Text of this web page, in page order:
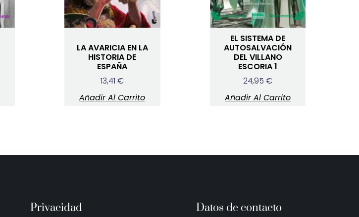
LA AVARICIA EN LA
HISTORIA DE
ESPAÑA
13,41€
Añadir Al Carrito
EL SISTEMA DE
AUTOSALVACIÓN
DEL VILLANO
ESCORIA 1
24,95€
Añadir Al Carrito
Privacidad Datos de contacto